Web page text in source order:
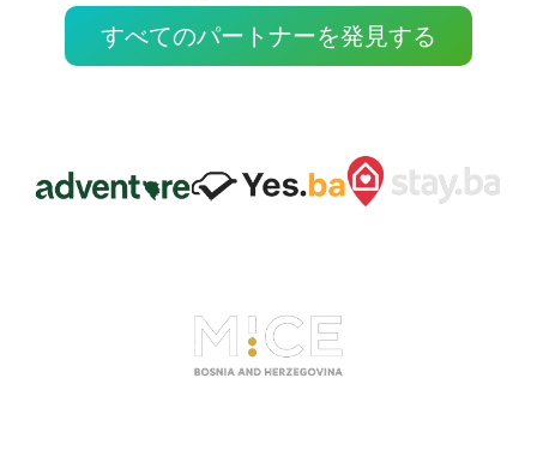
すべてのパートナーを発見する